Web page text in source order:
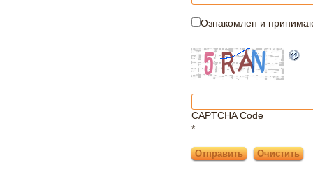
Ознакомлен и
CAPTCHA Code
*